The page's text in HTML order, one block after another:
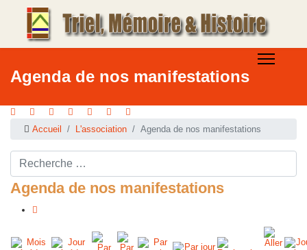
Agenda de nos manifestations
Accueil L'association Agenda de nos manifestations
Rechercher ...
Agenda de nos manifestations